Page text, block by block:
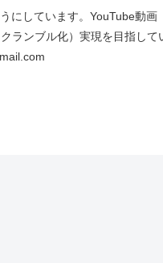
にしています。YouTube動画
ランブル化）実現を目指し